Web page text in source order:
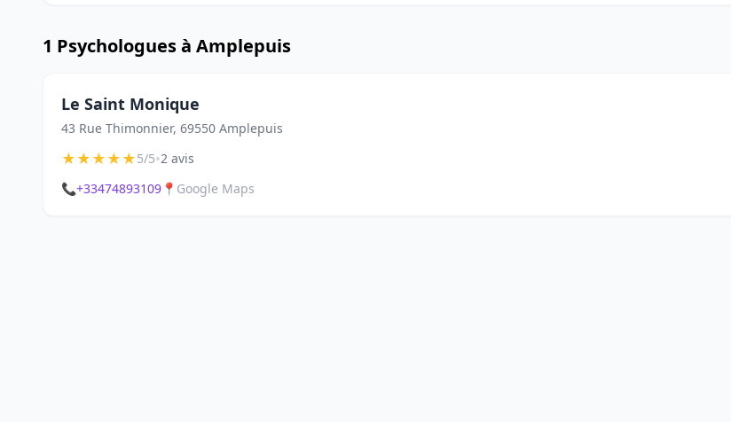
1 Psychologues à Amplepuis
Le Saint Monique
43 Rue Thimonnier, 69550 Amplepuis
★★★★★5/5•2 avis
📞+33474893109 📍 Google Maps